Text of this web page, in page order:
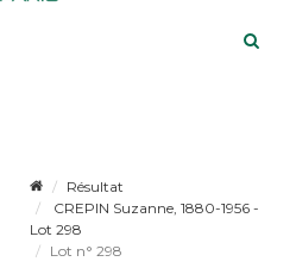
Résultat
CREPIN Suzanne, 1880-1956 -
Lot 298
Lot n° 298